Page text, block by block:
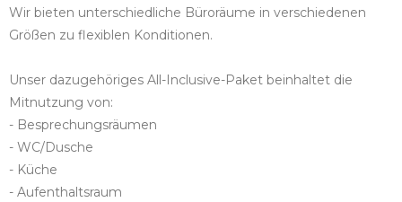
Wir bieten unterschiedliche Büroräume in verschiedenen
Größen zu flexiblen Konditionen.
Unser dazugehöriges All-Inclusive-Paket beinhaltet die
Mitnutzung von:
- Besprechungsräumen
- WC/Dusche
- Küche
- Aufenthaltsraum